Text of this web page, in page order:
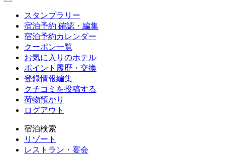
スタンプラリー
宿泊予約 確認・編集
宿泊予約カレンダー
クーポン一覧
お気に入りのホテル
ポイント履歴・交換
登録情報編集
クチコミを投稿する
荷物預かり
ログアウト
宿泊検索
リゾート
レストラン・宴会